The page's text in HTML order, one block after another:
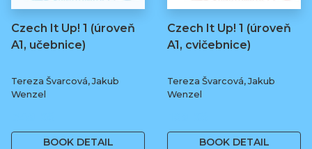
Czech It Up! 1 (úroveň
A1, učebnice)
Tereza Švarcová, Jakub
Wenzel
BOOK DETAIL
Czech It Up! 1 (úroveň
A1, cvičebnice)
Tereza Švarcová, Jakub
Wenzel
BOOK DETAIL